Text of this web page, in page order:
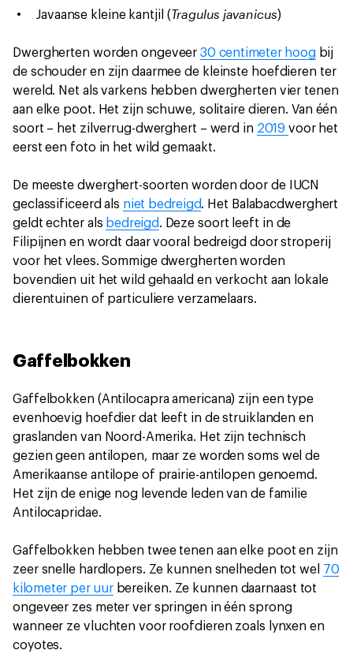
Javaanse kleine kantjil (Tragulus javanicus)
Dwergherten worden ongeveer30 centimeter hoogbij
de schouder en zijn daarmee de kleinste hoefdieren ter
wereld. Net als varkens hebben dwergherten vier tenen
aan elke poot. Het zijn schuwe, solitaire dieren. Van één
soort – het zilverrug-dwerghert – werd in 2019 voor het
eerst een foto in het wild gemaakt.
De meeste dwerghert-soorten worden door de IUCN
geclassificeerd als niet bedreigd. Het Balabacdwerghert
geldt echter als bedreigd. Deze soort leeft in de
Filipijnen en wordt daar vooral bedreigd door stroperij
voor het vlees. Sommige dwergherten worden
bovendien uit het wild gehaald en verkocht aan lokale
dierentuinen of particuliere verzamelaars.
Gaffelbokken
Gaffelbokken (Antilocapra americana) zijn een type
evenhoevig hoefdier dat leeft in de struiklanden en
graslanden van Noord-Amerika. Het zijn technisch
gezien geen antilopen, maar ze worden soms wel de
Amerikaanse antilope of prairie-antilopen genoemd.
Het zijn de enige nog levende leden van de familie
Antilocapridae.
Gaffelbokken hebben twee tenen aan elke poot en zijn
zeer snelle hardlopers. Ze kunnen snelheden tot wel 70
kilometer per uurbereiken. Ze kunnen daarnaast tot
ongeveer zes meter ver springen in één sprong
wanneer ze vluchten voor roofdieren zoals lynxen en
coyotes.